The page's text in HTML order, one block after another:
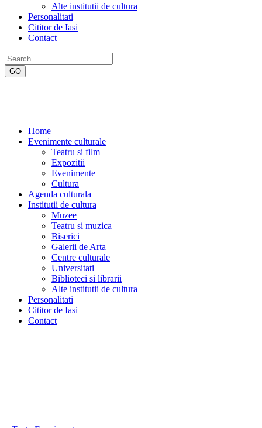
Alte institutii de cultura
Personalitati
Cititor de Iasi
Contact
Home
Evenimente culturale
Teatru si film
Expozitii
Evenimente
Cultura
Agenda culturala
Institutii de cultura
Muzee
Teatru si muzica
Biserici
Galerii de Arta
Centre culturale
Universitati
Biblioteci si librarii
Alte institutii de cultura
Personalitati
Cititor de Iasi
Contact